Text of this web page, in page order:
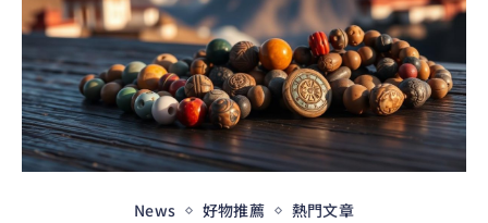
News 好物推薦 熱門文章